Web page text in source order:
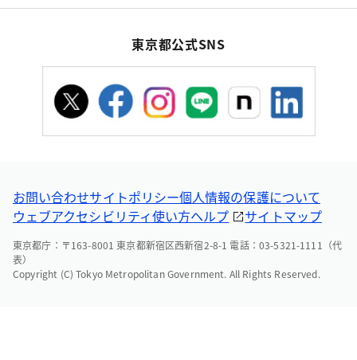
東京都公式SNS
お問い合わせサイトポリシー個人情報の保護について
ウェブアクセシビリティ使い方ヘルプ サイトマップ
東京都庁：〒163-8001 東京都新宿区西新宿2-8-1 電話：03-5321-1111（代
表）
Copyright (C) Tokyo Metropolitan Government. All Rights Reserved.